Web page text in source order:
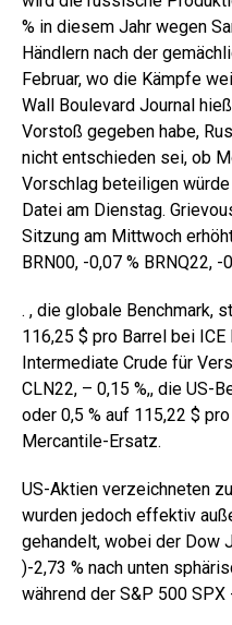
% in diesem Jahr wegen
Händlern nach der
Februar, wo die Kämpfe
Wall Boulevard Journal
Vorstoß gegeben habe,
nicht entschieden sei, ob
Vorschlag beteiligen
Datei am Dienstag.
Sitzung am Mittwoch
BRN00, -0,07 % BRNQ22, -
. , die globale Benchmark,
116,25 $ pro Barrel bei
Intermediate Crude für
CLN22, – 0,15 %,, die US-
oder 0,5 % auf 115,22 $
Mercantile-Ersatz.
US-Aktien verzeichneten
wurden jedoch effektiv
gehandelt, wobei der Dow
)-2,73 % nach unten
während der S&P 500 SPX